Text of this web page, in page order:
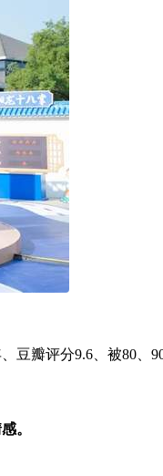
瓣评分9.6、被80、
。